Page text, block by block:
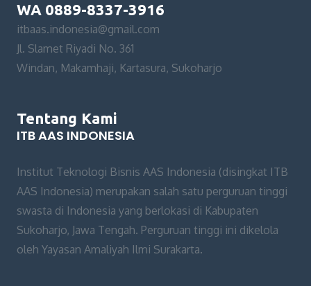
WA 0889-8337-3916
itbaas.indonesia@gmail.com
Jl. Slamet Riyadi No. 361
Windan, Makamhaji, Kartasura, Sukoharjo
Tentang Kami
ITB AAS INDONESIA
Institut Teknologi Bisnis AAS Indonesia (disingkat ITB
AAS Indonesia) merupakan salah satu perguruan tinggi
swasta di Indonesia yang berlokasi di Kabupaten
Sukoharjo, Jawa Tengah. Perguruan tinggi ini dikelola
oleh Yayasan Amaliyah Ilmi Surakarta.